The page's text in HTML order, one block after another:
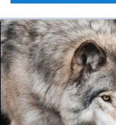
Kliknij, aby powiększyć